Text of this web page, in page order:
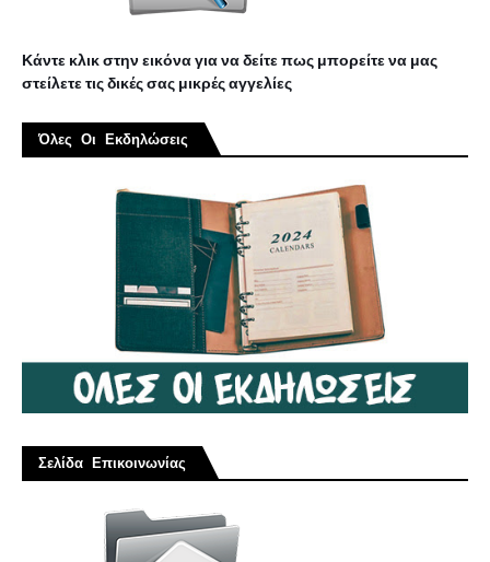
Κάντε κλικ στην εικόνα για να δείτε πως μπορείτε να μας
στείλετε τις δικές σας μικρές αγγελίες
Όλες Οι Εκδηλώσεις
Σελίδα Επικοινωνίας